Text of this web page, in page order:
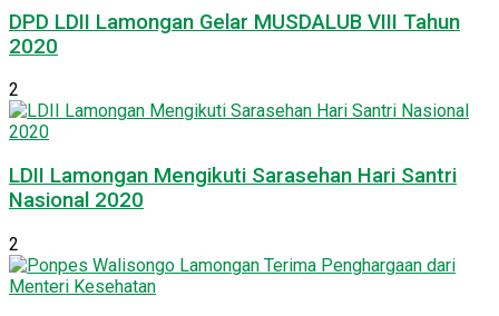
DPD LDII Lamongan Gelar MUSDALUB VIII Tahun
2020
2
LDII Lamongan Mengikuti Sarasehan Hari Santri
Nasional 2020
2